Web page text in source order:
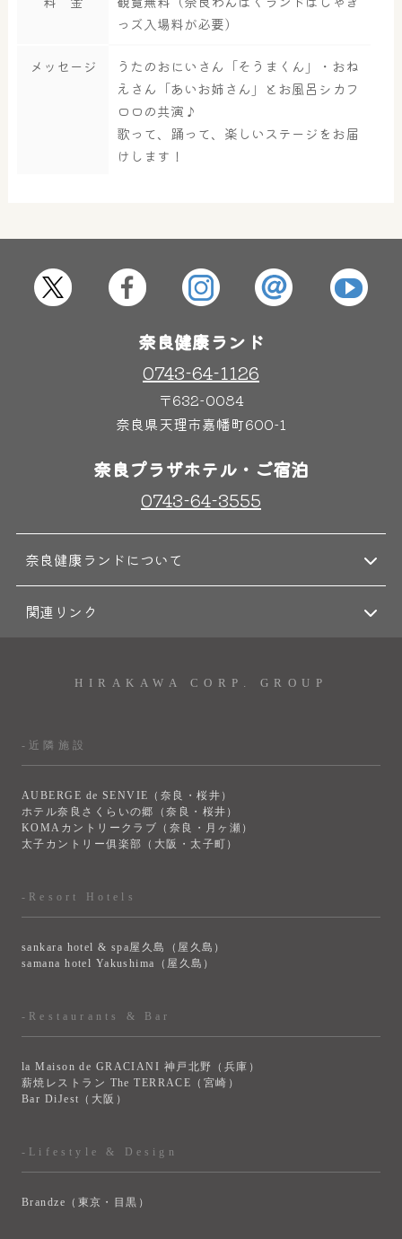
大浴場 サウナ・岩盤浴
屋内レジャープール
奈良わんぱくランド
ボディケア
っズ入場料が必要）
メッセージ
うたのおにいさん「そうまくん」・おね
えさん「あいお姉さん」とお風呂シカフ
ロロの共演♪
歌って、踊って、楽しいステージをお届
けします！
奈良健康ランド
0743-64-1126
〒632-0084
奈良県天理市嘉幡町600-1
奈良プラザホテル・ご宿泊
0743-64-3555
奈良健康ランドについて
関連リンク
HIRAKAWA CORP. GROUP
-近隣施設
AUBERGE de SENVIE（奈良・桜井）
ホテル奈良さくらいの郷（奈良・桜井）
KOMAカントリークラブ（奈良・月ヶ瀬）
太子カントリー俱楽部（大阪・太子町）
-Resort Hotels
sankara hotel & spa屋久島（屋久島）
samana hotel Yakushima（屋久島）
-Restaurants & Bar
la Maison de GRACIANI 神戸北野（兵庫）
薪焼レストラン The TERRACE（宮崎）
Bar DiJest（大阪）
-Lifestyle & Design
Brandze（東京・目黒）